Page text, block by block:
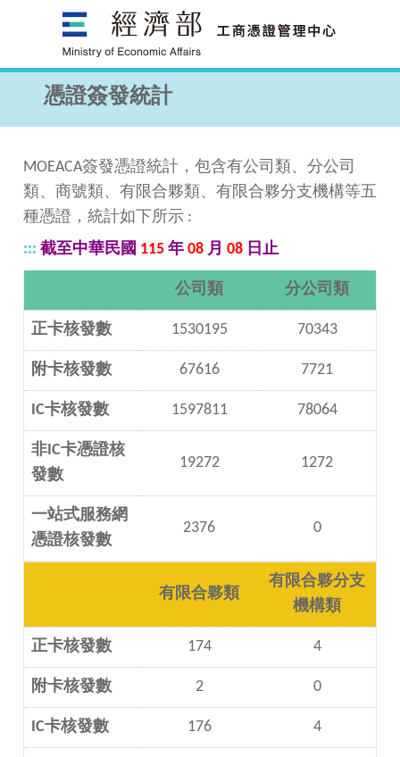
主
憑證簽發統計
MOEACA簽發憑證統計，包含有公司類、分公司
類、商號類、有限合夥類、有限合夥分支機構等五
種憑證，統計如下所示 :
::: 截至中華民國 115 年 08 月 08 日止
公司類 分公司類
正卡核發數 1530195 70343
附卡核發數 67616 7721
IC卡核發數 1597811 78064
非IC卡憑證核
發數
19272 1272
一站式服務網
憑證核發數
2376 0
有限合夥類
有限合夥分支
機構類
正卡核發數 174 4
附卡核發數 2 0
IC卡核發數 176 4